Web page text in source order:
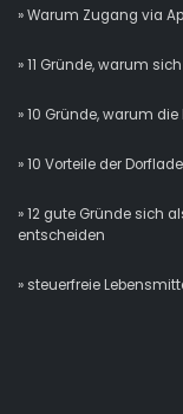
» Warum Zugang via
» 11 Gründe, warum
» 10 Gründe, warum
» 10 Vorteile der
» 12 gute Gründe sich
entscheiden
» steuerfreie